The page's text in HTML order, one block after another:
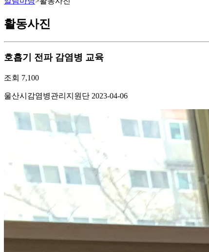
활동사진
호흡기 전파 감염병 교육
조회 7,100
울산시감염병관리지원단 2023-04-06